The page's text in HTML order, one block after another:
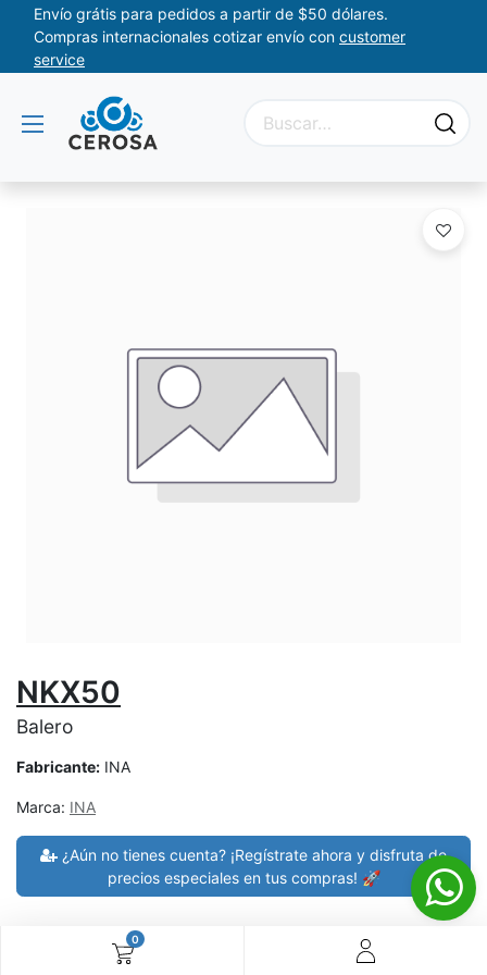
0
Envío grátis para pedidos a partir de $50 dólares.
Compras internacionales cotizar envío con customer
service
NKX50
Balero
Fabricante: INA
Marca: INA
¿Aún no tienes cuenta? ¡Regístrate ahora y disfruta de
precios especiales en tus compras! 🚀
30 días de devolución